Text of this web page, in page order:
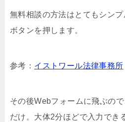
無料相談の方法はとてもシン
ボタンを押します。
参考： イストワール法律事務所
その後Webフォームに飛ぶの
だけ。大体2分ほどで入力でき